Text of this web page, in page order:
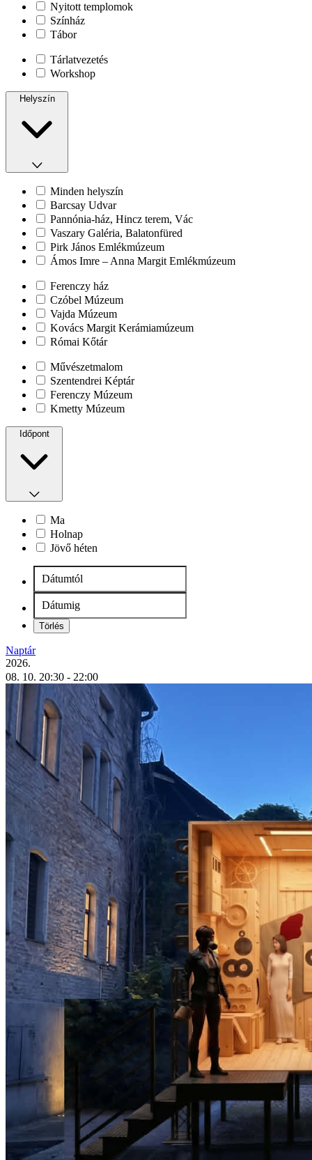
Nyitott templomok
Színház
Tábor
Tárlatvezetés
Workshop
Helyszín
Minden helyszín
Barcsay Udvar
Pannónia-ház, Hincz terem, Vác
Vaszary Galéria, Balatonfüred
Pirk János Emlékmúzeum
Ámos Imre – Anna Margit Emlékmúzeum
Ferenczy ház
Czóbel Múzeum
Vajda Múzeum
Kovács Margit Kerámiamúzeum
Római Kőtár
Művészetmalom
Szentendrei Képtár
Ferenczy Múzeum
Kmetty Múzeum
Időpont
Ma
Holnap
Jövő héten
Dátumtól
Dátumig
Törlés
Naptár
2026.
08. 10. 20:30 - 22:00